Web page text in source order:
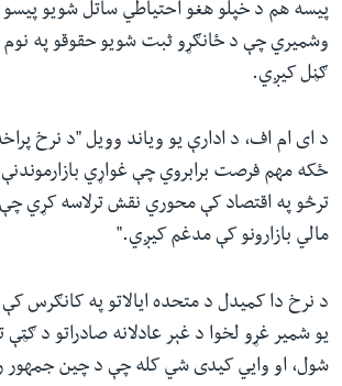
پیسه هم د خپلو هغو احتیاطي ساتل شویو
وشمیري چې د ځانګړو ثبت شویو حقوقو په نوم
ګڼل کیږي.
د ای ام اف، د ادارې یو ویاند وویل "د نرخ
ځکه مهم فرصت برابروي چې غواړي
ترڅو په اقتصاد کې محوري نقش ترلاسه کړي چې
مالي بازارونو کې مدغم کیږي."
د نرخ دا کمیدل د متحده ایالاتو په کانګرس
یو شمیر غړو لخوا د غېر عادلانه صادراتو د ګټې
شول، او وایي کیدی شي کله چې د چین